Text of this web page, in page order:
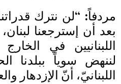
مردفاً: “لن نترك
بعد أن إسترجعنا
اللبنانيين في
لننهض سوياً ببلدنا
اللبنانيّ، أنّ الإزدهار